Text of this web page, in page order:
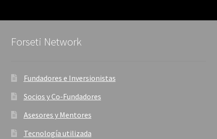
Forseti Network
Fundadores e Inversionistas
Socios y Co-Fundadores
Asesores y Mentores
Tecnología utilizada